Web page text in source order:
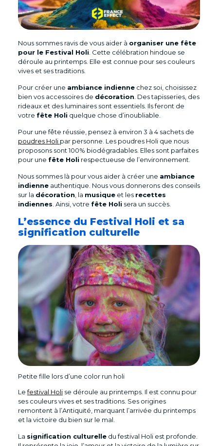
Nous sommes ravis de vous aider à organiser une fête
pour le Festival Holi. Cette célébration hindoue se
déroule au printemps. Elle est connue pour ses couleurs
vives et ses traditions.
Pour créer une ambiance indiennechez soi, choisissez
bien vos accessoires de décoration. Des tapisseries, des
rideaux et des luminaires sont essentiels. Ils feront de
votre fête Holi quelque chose d’inoubliable.
Pour une fête réussie, pensez à environ 3 à 4 sachets de
poudres Holi par personne. Les poudres Holi que nous
proposons sont 100% biodégradables. Elles sont parfaites
pour une fête Holi respectueuse de l’environnement.
Nous sommes là pour vous aider à créer une ambiance
indienneauthentique. Nous vous donnerons des conseils
sur la décoration, la musiqueet les recettes
indiennes. Ainsi, votre fête Holi sera un succès.
L’essence du Festival Holi et sa
signification culturelle
Petite fille lors d’une color run holi
Lefestival Holise déroule au printemps. Il est connu pour
ses couleurs vives et ses traditions. Ses origines
remontent à l’Antiquité, marquant l’arrivée du printemps
et la victoire du bien sur le mal.
La signification culturelledu festival Holi est profonde.